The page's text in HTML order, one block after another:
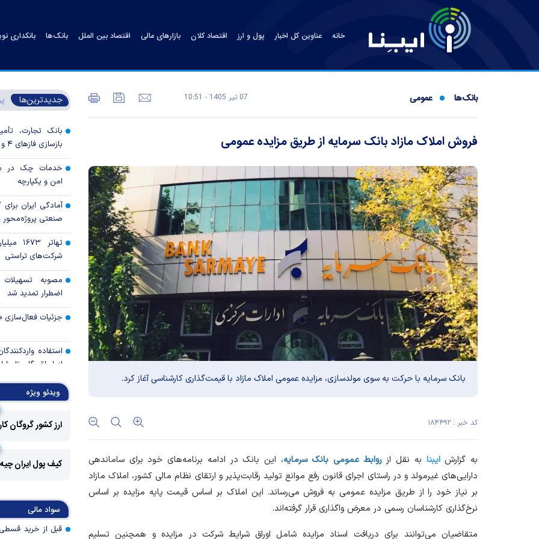
خانه عناوین کل اخبار پول و ارز اقتصاد کلان بازارهای مالی اقتصاد بین الملل بانک‌ها بانکداری
بانک‌ها عمومی 07 تير 1405 - 10:51
فروش املاک مازاد بانک سرمایه از طریق مزایده عمومی
بانک سرمایه با حرکت به سوی مولد‌سازی، مزایده عمومی املاک مازاد با قیمت‌گذاری کارشناسی آغاز کرد.
کد خبر : ۱۸۴۴۹۲
به گزارشایبنا به نقل ازروابط عمومی بانک سرمایه، این بانک در ادامه برنامه‌های خود برای ساماندهی
دارایی‌های غیرمولد و در راستای اجرای قانون رفع موانع تولید رقابت‌پذیر و ارتقای نظام مالی کشور، املاک مازاد
بر نیاز خود را از طریق مزایده عمومی به فروش می‌رساند. این املاک بر اساس قیمت پایه مزایده بر اساس
نرخ‌گذاری کارشناسان رسمی در معرض واگذاری قرار گرفته‌اند.
متقاضیان می‌توانند برای دریافت اسناد مزایده شامل اوراق شرایط شرکت در مزایده و همچنین تسلیم
جدیدترین‌ها
بانک تجارت،
بازسازی فاز‌های ۴ و ۵ پارس جنوبی
خدمات چک در
امن و یکپارچه
آمادگی ایران
صنعتی
تهاتر
شرکت‌های تراستی
مصوبه
اضطرار تمدید شد
جزئیات فعال‌سازی
استفاده
رالی وال‌استریت،
جهان با
پروژه‌ها در اولویت
اولویت‌های
اقتصاد جنگی
ویدئو ویژه
ارز کشور گروگان
کیف پول ایران
سواد مالی